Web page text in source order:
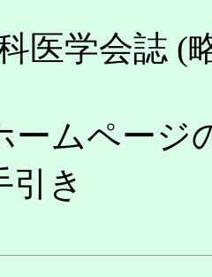
医学会誌 (
ームページ
引き